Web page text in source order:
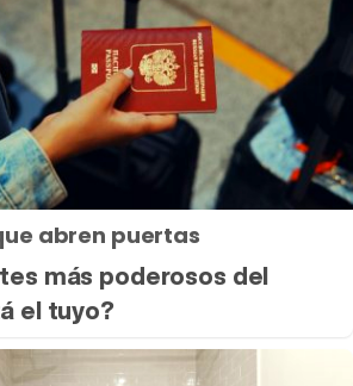
abren puertas
más poderosos del
el tuyo?